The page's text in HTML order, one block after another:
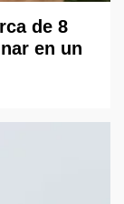
de 8
en un